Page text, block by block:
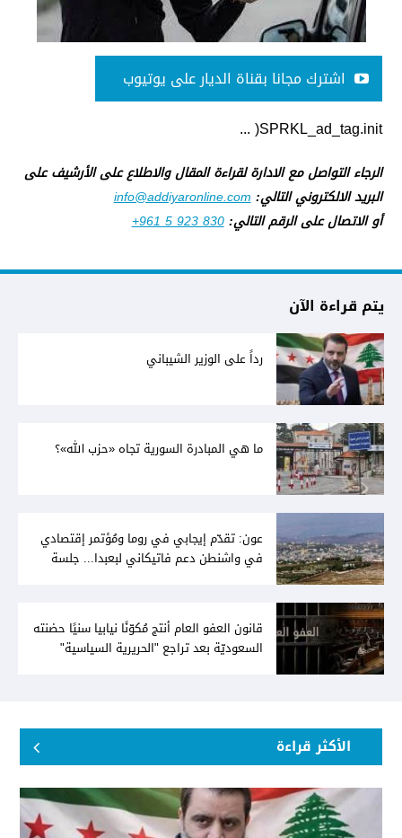
اشترك مجانا بقناة الديار على يوتيوب
SPRKL_ad_tag.init( ...
الرجاء التواصل مع الادارة لقراءة المقال والاطلاع على الأرشيف على
البريد الالكتروني التالي:info@addiyaronline.com
أو الاتصال على الرقم التالي:+961 5 923 830
يتم قراءة الآن
رداً على الوزير الشيباني
ما هي المبادرة السورية تجاه «حزب الله»؟
عون: تقدّم إيجابي في روما ومُؤتمر إقتصادي
في واشنطن دعم فاتيكاني لبعبدا... جلسة
قانون العفو العام أنتج مُكوّنًا نيابيا سنيًا حضنته
السعوديّة بعد تراجع "الحريرية السياسية"
الأكثر قراءة